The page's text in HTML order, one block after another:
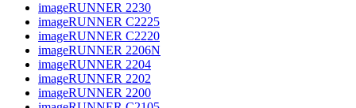
imageRUNNER 2230
imageRUNNER C2225
imageRUNNER C2220
imageRUNNER 2206N
imageRUNNER 2204
imageRUNNER 2202
imageRUNNER 2200